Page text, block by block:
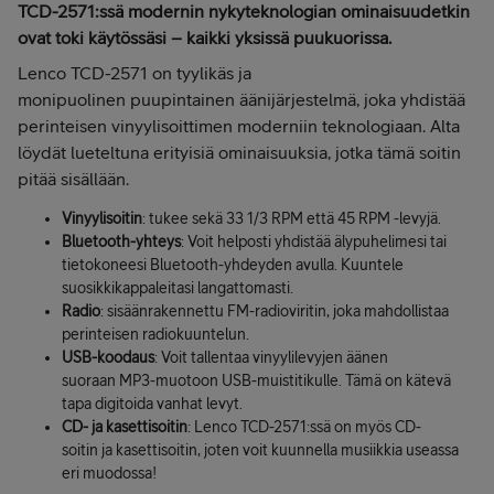
TCD-2571:ssä modernin nykyteknologian ominaisuudetkin
ovat toki käytössäsi – kaikki yksissä puukuorissa.
Lenco TCD-2571 on tyylikäs ja
monipuolinen puupintainen äänijärjestelmä, joka yhdistää
perinteisen vinyylisoittimen moderniin teknologiaan. Alta
löydät lueteltuna erityisiä ominaisuuksia, jotka tämä soitin
pitää sisällään.
Vinyylisoitin: tukee sekä 33 1/3 RPM että 45 RPM -levyjä.
Bluetooth-yhteys: Voit helposti yhdistää älypuhelimesi tai
tietokoneesi Bluetooth-yhdeyden avulla. Kuuntele
suosikkikappaleitasi langattomasti.
Radio: sisäänrakennettu FM-radioviritin, joka mahdollistaa
perinteisen radiokuuntelun.
USB-koodaus: Voit tallentaa vinyylilevyjen äänen
suoraan MP3-muotoon USB-muistitikulle. Tämä on kätevä
tapa digitoida vanhat levyt.
CD- ja kasettisoitin: Lenco TCD-2571:ssä on myös CD-
soitin ja kasettisoitin, joten voit kuunnella musiikkia useassa
eri muodossa!